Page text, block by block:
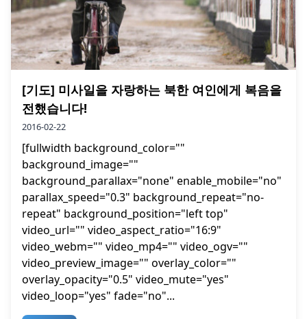
[기도] 미사일을 자랑하는 북한 여인에게 복음을
전했습니다!
2016-02-22
[fullwidth background_color=""
background_image=""
background_parallax="none" enable_mobile="no"
parallax_speed="0.3" background_repeat="no-
repeat" background_position="left top"
video_url="" video_aspect_ratio="16:9"
video_webm="" video_mp4="" video_ogv=""
video_preview_image="" overlay_color=""
overlay_opacity="0.5" video_mute="yes"
video_loop="yes" fade="no"...